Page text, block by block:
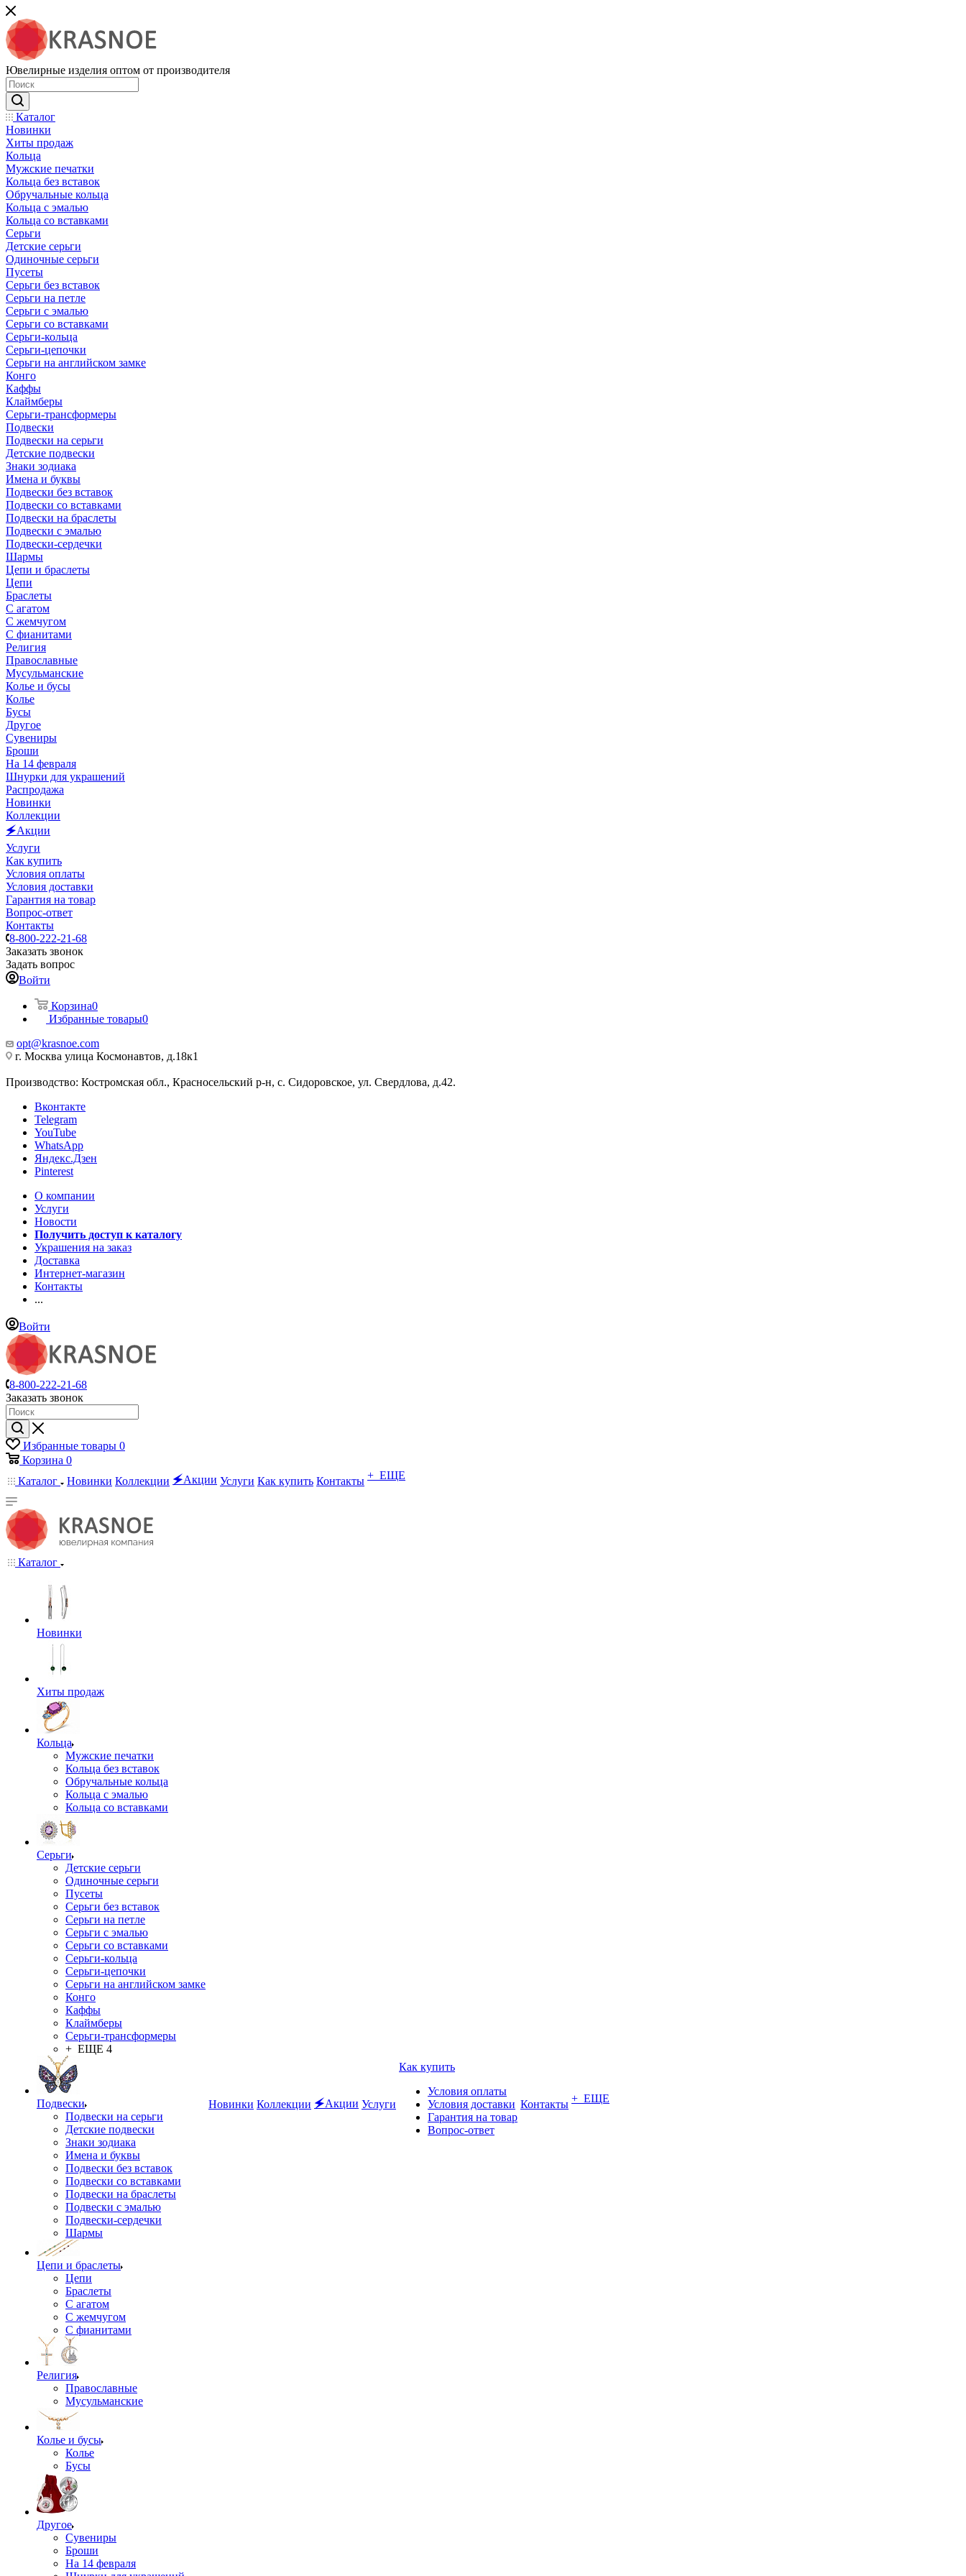
Ювелирные изделия оптом от производителя
Каталог
Новинки
Хиты продаж
Кольца
Мужские печатки
Кольца без вставок
Обручальные кольца
Кольца с эмалью
Кольца со вставками
Серьги
Детские серьги
Одиночные серьги
Пусеты
Серьги без вставок
Серьги на петле
Серьги с эмалью
Серьги со вставками
Серьги-кольца
Серьги-цепочки
Серьги на английском замке
Конго
Каффы
Клаймберы
Серьги-трансформеры
Подвески
Подвески на серьги
Детские подвески
Знаки зодиака
Имена и буквы
Подвески без вставок
Подвески со вставками
Подвески на браслеты
Подвески с эмалью
Подвески-сердечки
Шармы
Цепи и браслеты
Цепи
Браслеты
С агатом
С жемчугом
С фианитами
Религия
Православные
Мусульманские
Колье и бусы
Колье
Бусы
Другое
Сувениры
Броши
На 14 февраля
Шнурки для украшений
Распродажа
Новинки
Коллекции
🗲Акции
Услуги
Как купить
Условия оплаты
Условия доставки
Гарантия на товар
Вопрос-ответ
Контакты
8-800-222-21-68
Заказать звонок
Задать вопрос
Войти
Корзина0
Избранные товары0
opt@krasnoe.com
г. Москва улица Космонавтов, д.18к1
Производство: Костромская обл., Красносельский р-н, с. Сидоровское, ул. Свердлова, д.42.
Вконтакте
Telegram
YouTube
WhatsApp
Яндекс.Дзен
Pinterest
О компании
Услуги
Новости
Получить доступ к каталогу
Украшения на заказ
Доставка
Интернет-магазин
Контакты
...
Войти
8-800-222-21-68
Заказать звонок
Избранные товары 0
Корзина 0
Каталог
Новинки Коллекции 🗲Акции Услуги Как купить Контакты + ЕЩЕ
Каталог
Новинки
Хиты продаж
Кольца
Мужские печатки
Кольца без вставок
Обручальные кольца
Кольца с эмалью
Кольца со вставками
Серьги
Детские серьги
Одиночные серьги
Пусеты
Серьги без вставок
Серьги на петле
Серьги с эмалью
Серьги со вставками
Серьги-кольца
Серьги-цепочки
Серьги на английском замке
Конго
Каффы
Клаймберы
Серьги-трансформеры
+ ЕЩЕ 4
Подвески
Подвески на серьги
Детские подвески
Знаки зодиака
Имена и буквы
Подвески без вставок
Подвески со вставками
Подвески на браслеты
Подвески с эмалью
Подвески-сердечки
Шармы
Цепи и браслеты
Цепи
Браслеты
С агатом
С жемчугом
С фианитами
Религия
Православные
Мусульманские
Колье и бусы
Колье
Бусы
Другое
Сувениры
Броши
На 14 февраля
Новинки Коллекции 🗲Акции Услуги
Как купить
Условия оплаты
Условия доставки
Гарантия на товар
Вопрос-ответ
Контакты + ЕЩЕ